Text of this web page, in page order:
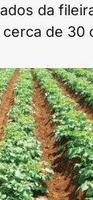
da
de 30